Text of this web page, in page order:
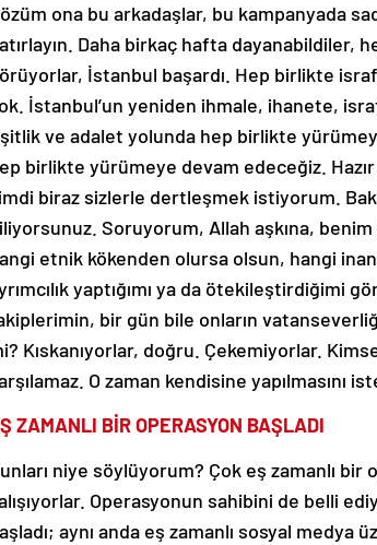
ona bu arkadaşlar, bu kampanyada
Daha birkaç hafta dayanabildiler,
İstanbul başardı. Hep birlikte
İstanbul’un yeniden ihmale, ihanete,
ve adalet yolunda hep birlikte
birlikte yürümeye devam edeceğiz.
biraz sizlerle dertleşmek istiyorum.
Soruyorum, Allah aşkına,
etnik kökenden olursa olsun, hangi
yaptığımı ya da ötekileştirdiğimi
bir gün bile onların
Kıskanıyorlar, doğru. Çekemiyorlar.
O zaman kendisine yapılmasını
ZAMANLI BİR OPERASYON BAŞLADI
niye söylüyorum? Çok eş zamanlı
Operasyonun sahibini de belli
aynı anda eş zamanlı sosyal